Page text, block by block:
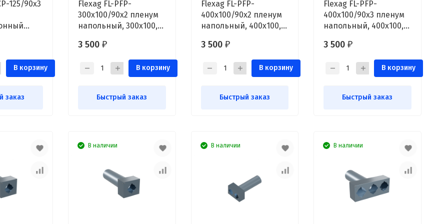
125/90x3
В корзину
заказ
Flexag FL-PFP-
300x100/90x2 пленум
напольный, 300x100,
3 500 ₽
В корзину
Быстрый заказ
Flexag FL-PFP-
400x100/90x2 пленум
напольный, 400x100,
3 500 ₽
В корзину
Быстрый заказ
Flexag FL-PFP-
400x100/90x3 пленум
напольный, 400x100,
3 500 ₽
В корзину
Быстрый заказ
В наличии В наличии В наличии